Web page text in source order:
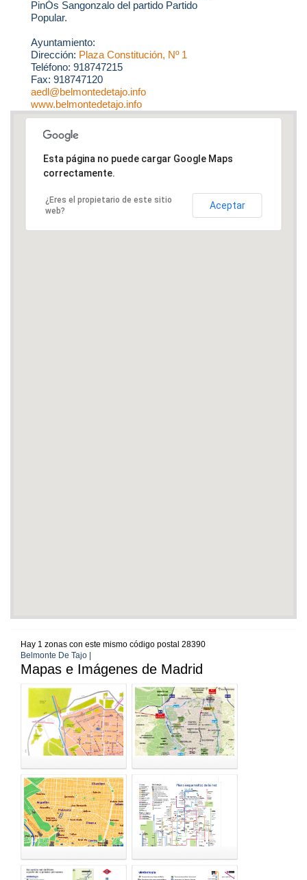
PinÓs Sangonzalo del partido Partido
Popular.
Ayuntamiento:
Dirección: Plaza Constitución, Nº 1
Teléfono: 918747215
Fax: 918747120
aedl@belmontedetajo.info
www.belmontedetajo.info
Esta página no puede cargar Google Maps
correctamente.
¿Eres el propietario de este sitio
web?
Aceptar
Hay 1 zonas con este mismo código postal 28390
Belmonte De Tajo |
Mapas e Imágenes de Madrid